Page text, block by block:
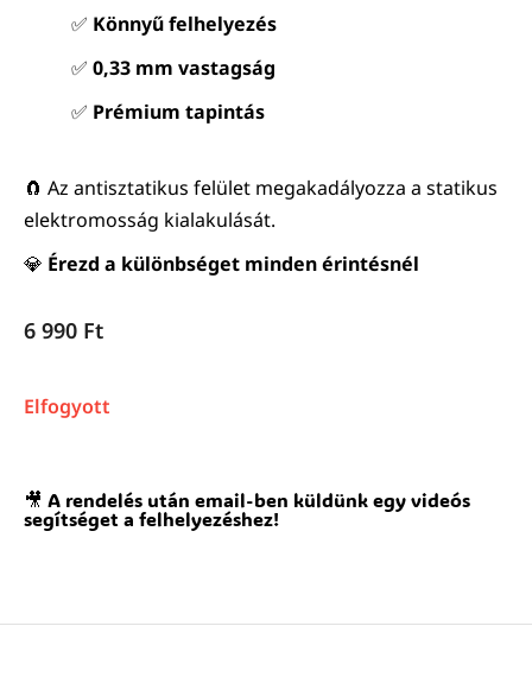
✅ Könnyű felhelyezés
✅ 0,33 mm vastagság
✅ Prémium tapintás
🧲 Az antisztatikus felület megakadályozza a statikus
elektromosság kialakulását.
💎 Érezd a különbséget minden érintésnél
6 990 Ft
Elfogyott
🎥 A rendelés után email-ben küldünk egy videós
segítséget a felhelyezéshez!